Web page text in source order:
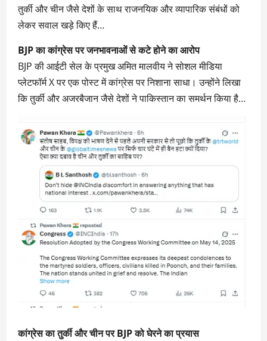
तुर्की और चीन जैसे देशों के साथ राजनयिक और व्यापारिक संबंधों को
लेकर सवाल खड़े किए हैं…
BJP का कांग्रेस पर जनभावनाओं से कटे होने का आरोप
BJP की आईटी सेल के प्रमुख अमित मालवीय ने सोशल मीडिया
प्लेटफॉर्म X पर एक पोस्ट में कांग्रेस पर निशाना साधा। उन्होंने लिखा
कि तुर्की और अजरबैजान जैसे देशों ने पाकिस्तान का समर्थन किया है…
कांग्रेस का तुर्की और चीन पर BJP को घेरने का प्रयास